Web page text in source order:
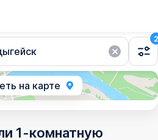
2
на карте
1-комнатную